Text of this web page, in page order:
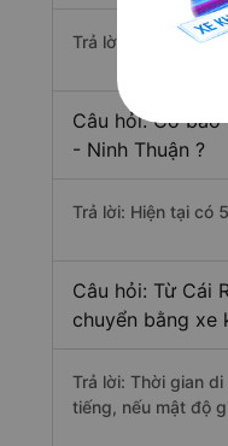
Trả lời: Vé xe rẻ
Câu hỏi: Có
- Ninh Thuận ?
Trả lời: Hiện tại có
Câu hỏi: Từ Cái
chuyển bằng xe
Trả lời: Thời gian
tiếng, nếu mật độ